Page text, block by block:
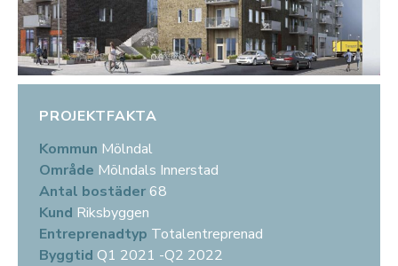
PROJEKTFAKTA
Kommun Mölndal
Område Mölndals Innerstad
Antal bostäder68
Kund Riksbyggen
Entreprenadtyp Totalentreprenad
Byggtid Q1 2021 -Q2 2022